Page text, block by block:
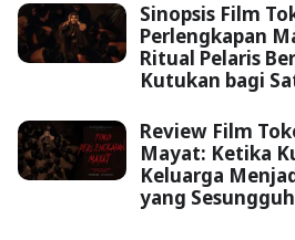
Sinopsis Film
Perlengkapan
Ritual Pelaris
Kutukan bagi
Review Film
Mayat: Ketika
Keluarga
yang